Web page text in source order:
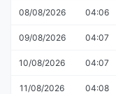
08/08/2026 04:06
09/08/2026 04:07
10/08/2026 04:07
11/08/2026 04:08